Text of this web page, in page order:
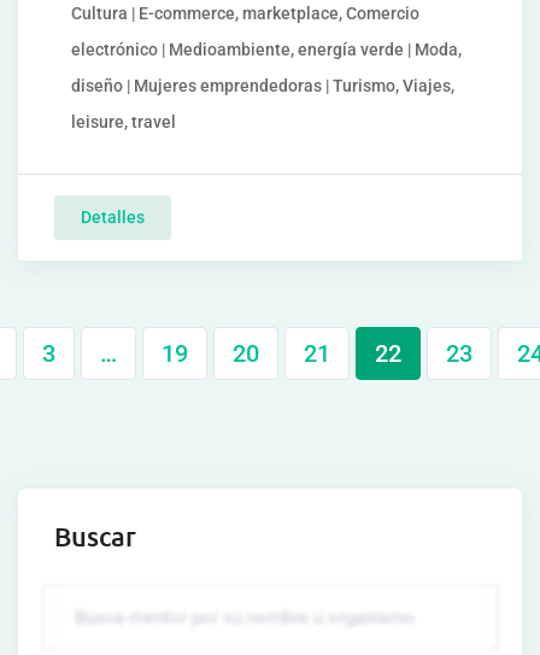
Cultura | E-commerce, marketplace, Comercio
electrónico | Medioambiente, energía verde | Moda,
diseño | Mujeres emprendedoras | Turismo, Viajes,
leisure, travel
Detalles
3 … 19 20 21 22 23
Buscar